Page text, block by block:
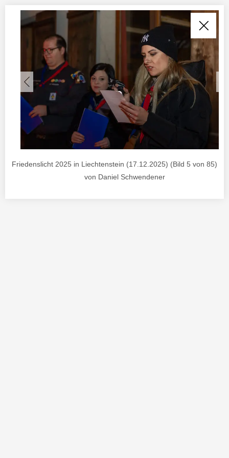
Friedenslicht 2025 in Liechtenstein (17.12.2025) (Bild 5 von 85) ,
von Daniel Schwendener